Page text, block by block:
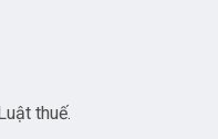
thuế.